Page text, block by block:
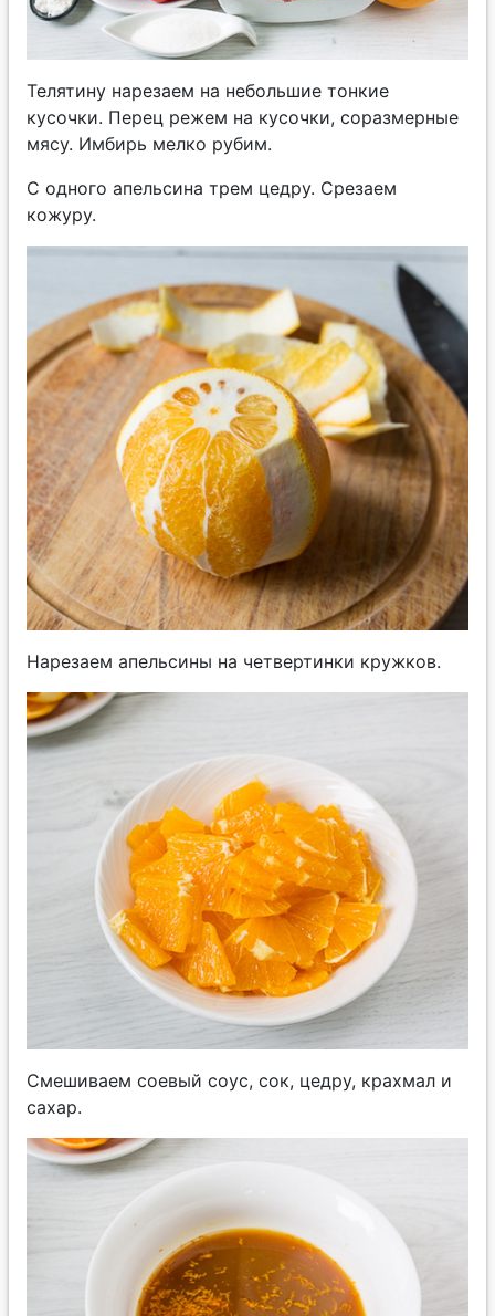
Телятину нарезаем на небольшие тонкие
кусочки. Перец режем на кусочки, соразмерные
мясу. Имбирь мелко рубим.
С одного апельсина трем цедру. Срезаем
кожуру.
Нарезаем апельсины на четвертинки кружков.
Смешиваем соевый соус, сок, цедру, крахмал и
сахар.